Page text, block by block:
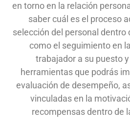
en torno en la relación
saber cuál es el proceso
selección del personal dentro
como el seguimiento en la
trabajador a su puesto
herramientas que podrás
evaluación de desempeño,
vinculadas en la
recompensas dentro de